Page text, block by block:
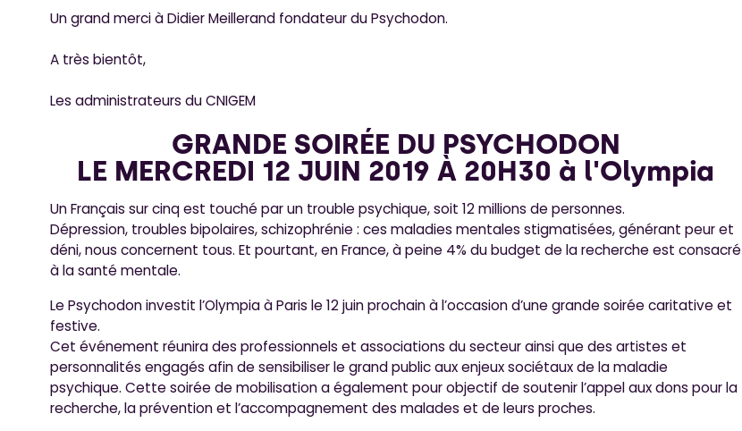
Un grand merci à Didier Meillerand fondateur du Psychodon.
A très bientôt,
Les administrateurs du CNIGEM
GRANDE SOIRÉE DU PSYCHODON
LE MERCREDI 12 JUIN 2019 À 20H30 à l'Olympia
Un Français sur cinq est touché par un trouble psychique, soit 12 millions de personnes.
Dépression, troubles bipolaires, schizophrénie : ces maladies mentales stigmatisées, générant peur et
déni, nous concernent tous. Et pourtant, en France, à peine 4% du budget de la recherche est consacré
à la santé mentale.
Le Psychodon investit l’Olympia à Paris le 12 juin prochain à l’occasion d’une grande soirée caritative et
festive.
Cet événement réunira des professionnels et associations du secteur ainsi que des artistes et
personnalités engagés afin de sensibiliser le grand public aux enjeux sociétaux de la maladie
psychique. Cette soirée de mobilisation a également pour objectif de soutenir l’appel aux dons pour la
recherche, la prévention et l’accompagnement des malades et de leurs proches.